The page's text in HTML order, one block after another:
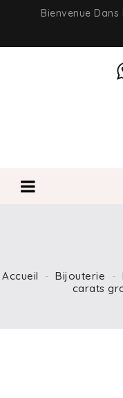
Bienvenue
Accueil Bijouterie
carats